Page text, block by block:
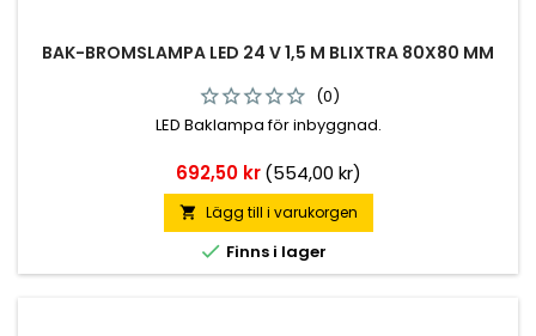
BAK-BROMSLAMPA LED 24 V 1,5 M BLIXTRA 80X80 MM
(0)
LED Baklampa för inbyggnad.
Pris
692,50 kr (554,00 kr)
 Lägg till i varukorgen
 Finns i lager